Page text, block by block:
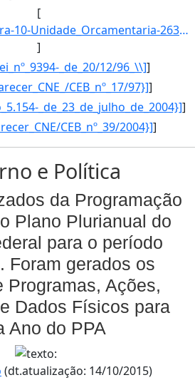
[
10103: Ano-2008-Esfera-10-Unidade_Orcamentaria-26347-Funcao-12-SubFuncao-363-Programa-1062-Acao-2992-Locali]
]
_de_20/12/96_\\]]
CEB_nº_17/97}]]
_de_23_de_julho_de_2004}]]
CEB_nº_39/2004}]]
e Política
da Programação
Plano Plurianual do
para o período
Foram gerados os
Programas, Ações,
Dados Físicos para
Ano do PPA
(dt.atualização: 14/10/2015)